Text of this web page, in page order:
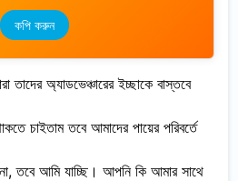
কপি করুন
তাদের অ্যাডভেঞ্চারের ইচ্ছাকে বাস্তবে
চাইতাম তবে আমাদের পায়ের পরিবর্তে
তবে আমি যাচ্ছি। আপনি কি আমার সাথে